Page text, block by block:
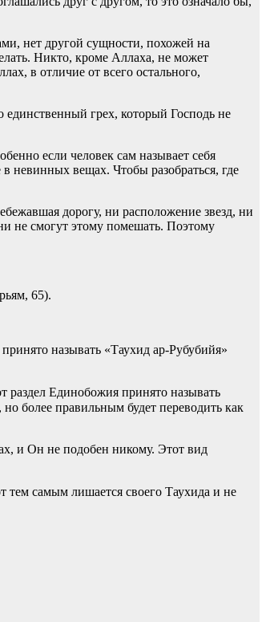
нет другой сущности, похожей на
Никто, кроме Аллаха, не может
в отличие от всего остального,
грех, который Господь не
если человек сам называет себя
невинных вещах. Чтобы разобраться, где
дорогу, ни расположение звезд, ни
не смогут этому помешать. Поэтому
65).
называть «Таухид ар-Рубубийя»
раздел Единобожия принято называть
и Он не подобен никому. Этот вид
тем самым лишается своего Таухида и не